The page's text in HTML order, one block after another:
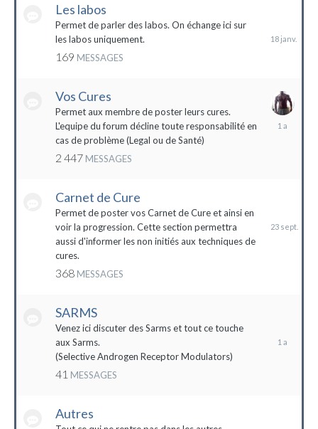
Les labos
Permet de parler des labos. On échange ici sur
les labos uniquement.
169 MESSAGES
Vos Cures
Permet aux membre de poster leurs cures.
L'equipe du forum décline toute responsabilité en
cas de problème (Legal ou de Santé)
2 447 MESSAGES
28
Carnet de Cure
Permet de poster vos Carnet de Cure et ainsi en
voir la progression. Cette section permettra
aussi d'informer les non initiés aux techniques de
cures.
368 MESSAGES
2023
SARMS
Venez ici discuter des Sarms et tout ce touche
aux Sarms.
(Selective Androgen Receptor Modulators)
41 MESSAGES
2022
Autres